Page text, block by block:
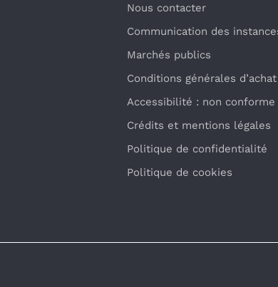
Nous contacter
Communication des
Marchés publics
Conditions générales d’achat
Accessibilité : non conforme
Crédits et mentions légales
Politique de confidentialité
Politique de cookies